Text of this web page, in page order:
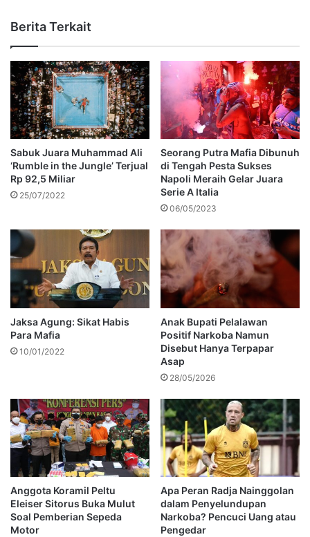
Berita Terkait
Sabuk Juara Muhammad Ali
‘Rumble in the Jungle’ Terjual
Rp 92,5 Miliar
25/07/2022
Seorang Putra Mafia Dibunuh
di Tengah Pesta Sukses
Napoli Meraih Gelar Juara
Serie A Italia
06/05/2023
Jaksa Agung: Sikat Habis
Para Mafia
10/01/2022
Anak Bupati Pelalawan
Positif Narkoba Namun
Disebut Hanya Terpapar
Asap
28/05/2026
Anggota Koramil Peltu
Eleiser Sitorus Buka Mulut
Soal Pemberian Sepeda
Motor
Apa Peran Radja Nainggolan
dalam Penyelundupan
Narkoba? Pencuci Uang atau
Pengedar